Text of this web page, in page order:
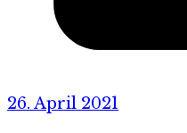
26. April 2021